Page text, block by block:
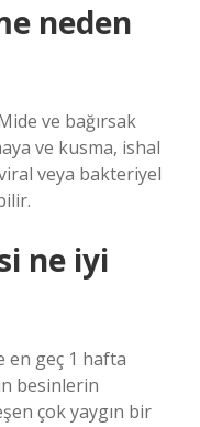
neden
ve bağırsak
ve kusma, ishal
veya bakteriyel
ne iyi
en geç 1 hafta
besinlerin
çok yaygın bir